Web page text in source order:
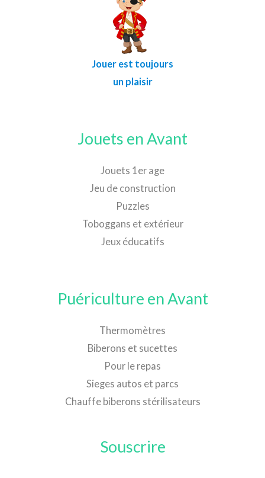
Jouer est toujours
un plaisir
Jouets en Avant
Jouets 1er age
Jeu de construction
Puzzles
Toboggans et extérieur
Jeux éducatifs
Puériculture en Avant
Thermomètres
Biberons et sucettes
Pour le repas
Sieges autos et parcs
Chauffe biberons stérilisateurs
Souscrire